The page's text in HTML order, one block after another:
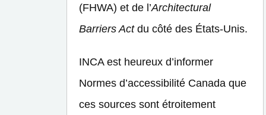
(FHWA) et de l’Architectural
Barriers Actdu côté des États-Unis.
INCA est heureux d’informer
Normes d’accessibilité Canada que
ces sources sont étroitement